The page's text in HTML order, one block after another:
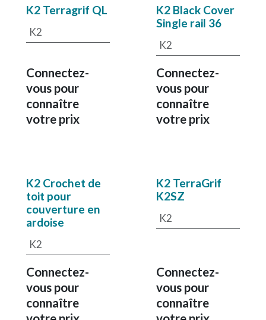
K2 Terragrif QL
K2
Connectez-
vous pour
connaître
votre prix
K2 Black Cover
Single rail 36
K2
Connectez-
vous pour
connaître
votre prix
K2 Crochet de
toit pour
couverture en
ardoise
K2
Connectez-
vous pour
connaître
K2 TerraGrif
K2SZ
K2
Connectez-
vous pour
connaître